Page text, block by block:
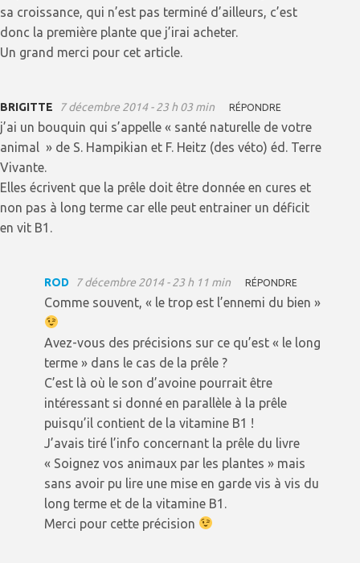
sa croissance, qui n’est pas terminé d’ailleurs, c’est
donc la première plante que j’irai acheter.
Un grand merci pour cet article.
BRIGITTE 7 décembre 2014 - 23 h 03 min RÉPONDRE
j’ai un bouquin qui s’appelle « santé naturelle de votre
animal » de S. Hampikian et F. Heitz (des véto) éd. Terre
Vivante.
Elles écrivent que la prêle doit être donnée en cures et
non pas à long terme car elle peut entrainer un déficit
en vit B1.
ROD 7 décembre 2014 - 23 h 11 min RÉPONDRE
Comme souvent, « le trop est l’ennemi du bien »
Avez-vous des précisions sur ce qu’est « le long
terme » dans le cas de la prêle ?
C’est là où le son d’avoine pourrait être
intéressant si donné en parallèle à la prêle
puisqu’il contient de la vitamine B1 !
J’avais tiré l’info concernant la prêle du livre
« Soignez vos animaux par les plantes » mais
sans avoir pu lire une mise en garde vis à vis du
long terme et de la vitamine B1.
Merci pour cette précision